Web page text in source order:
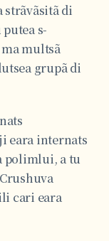
strãvãsitã di
s-
multsã
grupã di
eara internats
polimlui, a tu
cari eara